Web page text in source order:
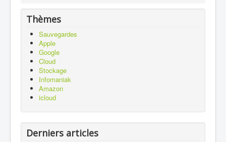
Thèmes
Sauvegardes
Apple
Google
Cloud
Stockage
Infomaniak
Amazon
icloud
Derniers articles